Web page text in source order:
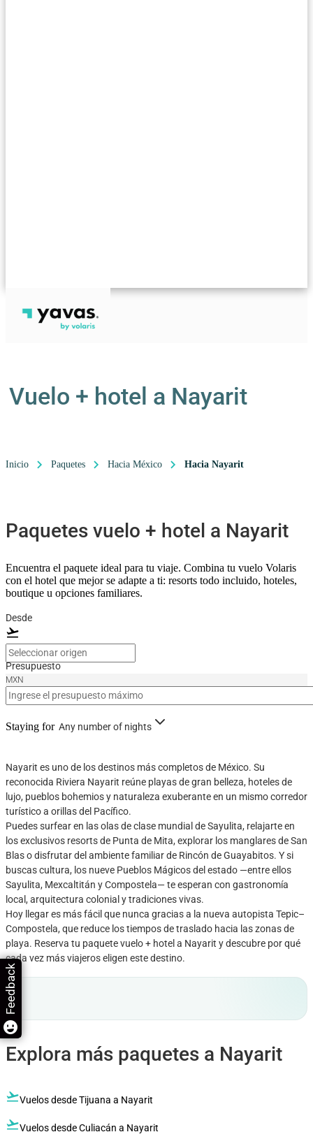
Vuelo + hotel a Nayarit
Inicio Paquetes Hacia México Hacia Nayarit
Paquetes vuelo + hotel a Nayarit
Encuentra el paquete ideal para tu viaje. Combina tu vuelo Volaris
con el hotel que mejor se adapte a ti: resorts todo incluido, hoteles,
boutique u opciones familiares.
Desde
flight_takeoff
Presupuesto
MXN
Staying for Any number of nights
Nayarit es uno de los destinos más completos de México. Su
reconocida Riviera Nayarit reúne playas de gran belleza, hoteles de
lujo, pueblos bohemios y naturaleza exuberante en un mismo corredor
turístico a orillas del Pacífico.
Puedes surfear en las olas de clase mundial de Sayulita, relajarte en
los exclusivos resorts de Punta de Mita, explorar los manglares de San
Blas o disfrutar del ambiente familiar de Rincón de Guayabitos. Y si
buscas cultura, los nueve Pueblos Mágicos del estado —entre ellos
Sayulita, Mexcaltitán y Compostela— te esperan con gastronomía
local, arquitectura colonial y tradiciones vivas.
Hoy llegar es más fácil que nunca gracias a la nueva autopista Tepic–
Compostela, que reduce los tiempos de traslado hacia las zonas de
playa. Reserva tu paquete vuelo + hotel a Nayarit y descubre por qué
cada vez más viajeros eligen este destino.
Explora más paquetes a Nayarit
flight_takeoffVuelos desde Tijuana a Nayarit
flight_takeoffVuelos desde Culiacán a Nayarit
Feedback